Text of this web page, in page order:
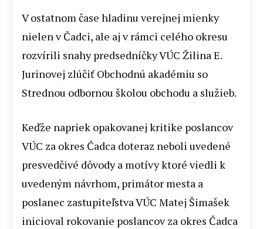
V ostatnom čase hladinu verejnej mienky
nielen v Čadci, ale aj v rámci celého okresu
rozvírili snahy predsedníčky VÚC Žilina E.
Jurinovej zlúčiť Obchodnú akadémiu so
Strednou odbornou školou obchodu a služieb.
Keďže napriek opakovanej kritike poslancov
VÚC za okres Čadca doteraz neboli uvedené
presvedčivé dôvody a motívy ktoré viedli k
uvedeným návrhom, primátor mesta a
poslanec zastupiteľstva VÚC Matej Šimašek
inicioval rokovanie poslancov za okres Čadca